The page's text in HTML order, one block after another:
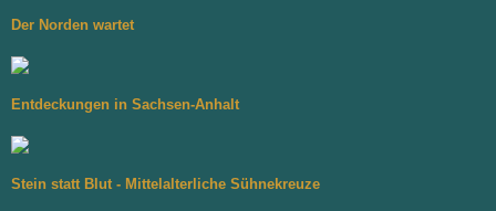
Der Norden wartet
Entdeckungen in Sachsen-Anhalt
Stein statt Blut - Mittelalterliche Sühnekreuze